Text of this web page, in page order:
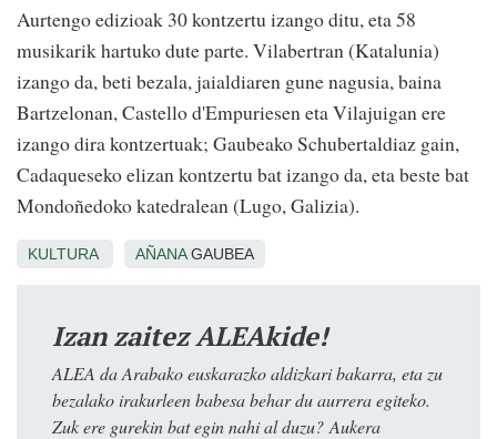
Aurtengo edizioak 30 kontzertu izango ditu, eta 58
musikarik hartuko dute parte. Vilabertran (Katalunia)
izango da, beti bezala, jaialdiaren gune nagusia, baina
Bartzelonan, Castello d'Empuriesen eta Vilajuigan ere
izango dira kontzertuak; Gaubeako Schubertaldiaz gain,
Cadaqueseko elizan kontzertu bat izango da, eta beste bat
Mondoñedoko katedralean (Lugo, Galizia).
KULTURA AÑANAGAUBEA
Izan zaitez ALEAkide!
ALEA da Arabako euskarazko aldizkari bakarra, eta zu
bezalako irakurleen babesa behar du aurrera egiteko.
Zuk ere gurekin bat egin nahi al duzu? Aukera